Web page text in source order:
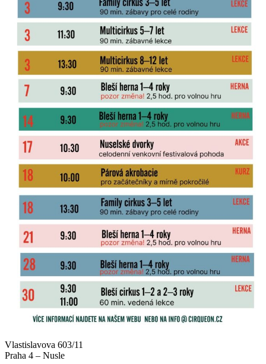
Vlastislavova 603/11
Praha 4 – Nusle